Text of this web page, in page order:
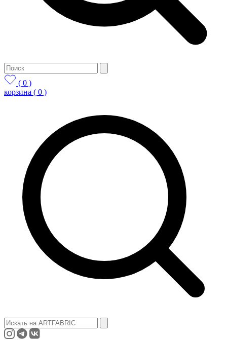
( 0 )
корзина ( 0 )